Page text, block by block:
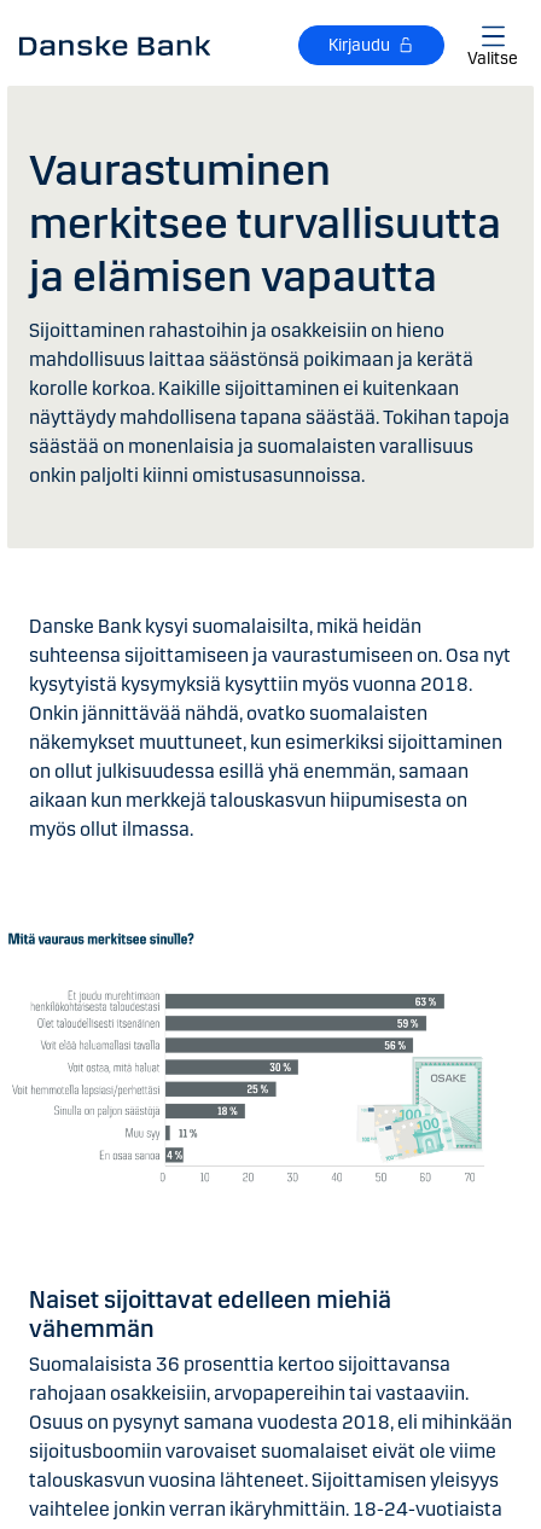
Kirjaudu
Valitse
Vaurastuminen
merkitsee turvallisuutta
ja elämisen vapautta
Sijoittaminen rahastoihin ja osakkeisiin on hieno
mahdollisuus laittaa säästönsä poikimaan ja kerätä
korolle korkoa. Kaikille sijoittaminen ei kuitenkaan
näyttäydy mahdollisena tapana säästää. Tokihan tapoja
säästää on monenlaisia ja suomalaisten varallisuus
onkin paljolti kiinni omistusasunnoissa.
Danske Bank kysyi suomalaisilta, mikä heidän
suhteensa sijoittamiseen ja vaurastumiseen on. Osa nyt
kysytyistä kysymyksiä kysyttiin myös vuonna 2018.
Onkin jännittävää nähdä, ovatko suomalaisten
näkemykset muuttuneet, kun esimerkiksi sijoittaminen
on ollut julkisuudessa esillä yhä enemmän, samaan
aikaan kun merkkejä talouskasvun hiipumisesta on
myös ollut ilmassa.
Naiset sijoittavat edelleen miehiä
vähemmän
Suomalaisista 36 prosenttia kertoo sijoittavansa
rahojaan osakkeisiin, arvopapereihin tai vastaaviin.
Osuus on pysynyt samana vuodesta 2018, eli mihinkään
sijoitusboomiin varovaiset suomalaiset eivät ole viime
talouskasvun vuosina lähteneet. Sijoittamisen yleisyys
vaihtelee jonkin verran ikäryhmittäin. 18-24-vuotiaista